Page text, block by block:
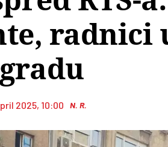
radnici
2025, 10:00 N. R.